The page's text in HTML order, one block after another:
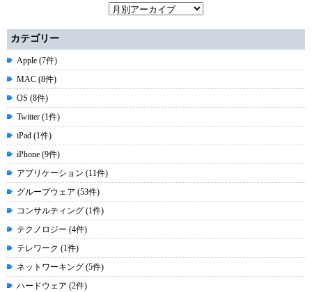
カテゴリー
Apple (7件)
MAC (8件)
OS (8件)
Twitter (1件)
iPad (1件)
iPhone (9件)
アプリケーション (11件)
グループウェア (53件)
コンサルティング (1件)
テクノロジー (4件)
テレワーク (1件)
ネットワーキング (5件)
ハードウェア (2件)